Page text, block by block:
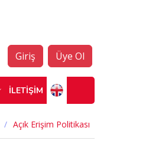
Giriş Üye Ol
İLETİŞİM
Açık Erişim Politikası